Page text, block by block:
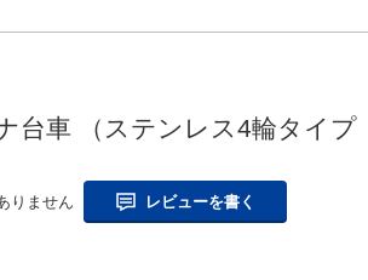
台車 （ステンレス4輪タイ
りません レビューを書く